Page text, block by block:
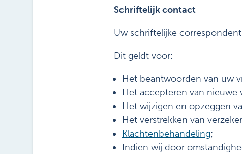
Schriftelijk contact
Uw schriftelijke
Dit geldt voor:
Het beantwoorden van uw
Het accepteren van nieuwe
Het wijzigen en opzeggen
Het verstrekken van
Klachtenbehandeling;
Indien wij door